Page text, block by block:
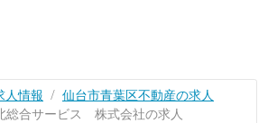
人情報
仙台市青葉区不動産の求人
総合サービス 株式会社の求人